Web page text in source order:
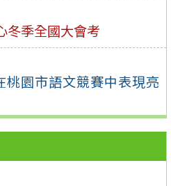
冬季全國大會考
園市語文競賽中表現亮